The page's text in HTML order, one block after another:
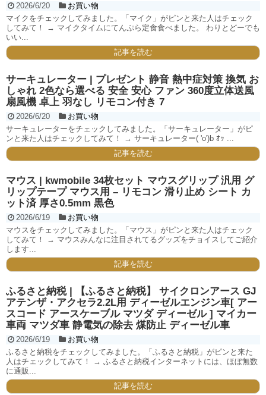
2026/6/20
お買い物
マイクをチェックしてみました。「マイク」がピンと来た人はチェック
してみて！ → マイクタイムにてんぷら定食食べました。 わりとどーでも
いい...
記事を読む
サーキュレーター | プレゼント 静音 熱中症対策 換気 お
しゃれ 2色なら選べる 安全 安心 ファン 360度立体送風
扇風機 卓上 羽なし リモコン付き 7
2026/6/20
お買い物
サーキュレーターをチェックしてみました。「サーキュレーター」がピ
ンと来た人はチェックしてみて！ → サーキュレーター( 'o')b ｵｯ ...
記事を読む
マウス | kwmobile 34枚セット マウスグリップ 汎用 グ
リップテープ マウス用 – リモコン 滑り止め シート カ
ット済 厚さ0.5mm 黒色
2026/6/19
お買い物
マウスをチェックしてみました。「マウス」がピンと来た人はチェック
してみて！ → マウスみんなに注目されてるグッズをチョイスしてご紹介
します...
記事を読む
ふるさと納税 | 【ふるさと納税】 サイクロンアース GJ
アテンザ・アクセラ2.2L用 ディーゼルエンジン車[ アー
スコード アースケーブル マツダ ディーゼル ] マイカー
車両 マツダ車 静電気の除去 煤防止 ディーゼル車
2026/6/19
お買い物
ふるさと納税をチェックしてみました。「ふるさと納税」がピンと来た
人はチェックしてみて！ → ふるさと納税インターネットには、ほぼ無数
に通販...
記事を読む